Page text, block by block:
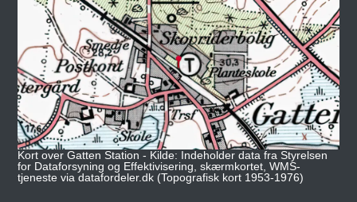
Kort over Gatten Station - Kilde: Indeholder data fra Styrelsen
for Dataforsyning og Effektivisering, skærmkortet, WMS-
tjeneste via datafordeler.dk (Topografisk kort 1953-1976)